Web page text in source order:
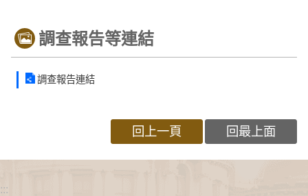
調查報告等連結
調查報告連結
回上一頁 回最上面
:::